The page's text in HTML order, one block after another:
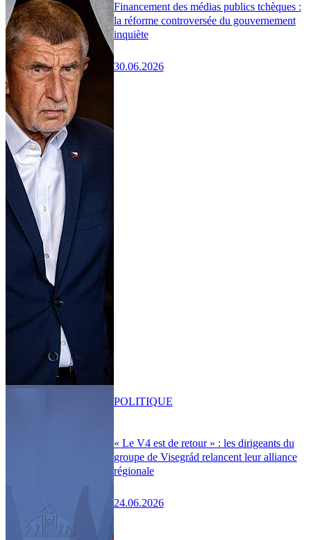
Financement des médias publics tchèques :
la réforme controversée du gouvernement
inquiète
30.06.2026
« Le V4 est de retour » : les dirigeants du
groupe de Visegrád relancent leur alliance
régionale
24.06.2026
POLITIQUE